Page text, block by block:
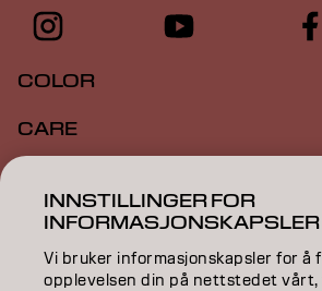
COLOR
CARE
STYLING
INSPIRATION
INNSTILLINGER FOR
INFORMASJONSKAPSLER
Vi bruker informasjonskapsler for å
opplevelsen din på nettstedet vårt,